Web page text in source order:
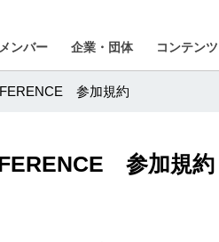
メンバー 企業・団体 コンテンツ
参加規約
参加規約